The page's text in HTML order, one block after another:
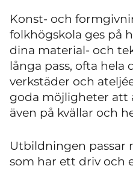
Konst- och
folkhögskola ges på
dina material- och
långa pass, ofta hela
verkstäder och
goda möjligheter att
även på kvällar och
Utbildningen passar
som har ett driv och